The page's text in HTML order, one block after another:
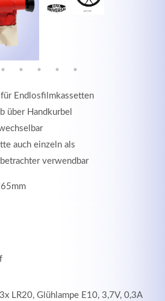
Endlosfilmkassetten
über Handkurbel
auch einzeln als
verwendbar
LR20, Glühlampe E10, 3,7V, 0,3A
sit amet, consectetuer adipiscing